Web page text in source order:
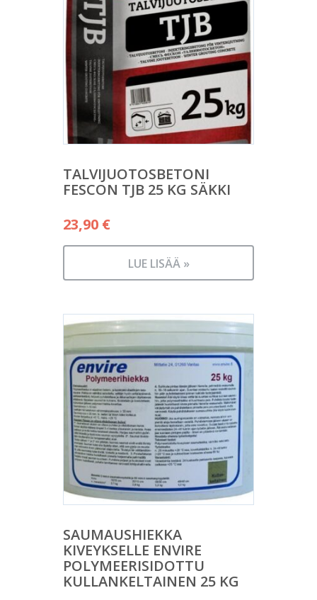
TALVIJUOTOSBETONI
FESCON TJB 25 KG SÄKKI
23,90 €
LUE LISÄÄ »
SAUMAUSHIEKKA
KIVEYKSELLE ENVIRE
POLYMEERISIDOTTU
KULLANKELTAINEN 25 KG